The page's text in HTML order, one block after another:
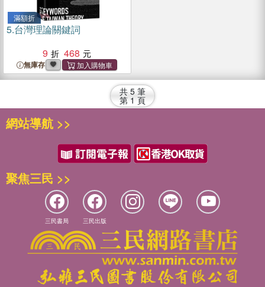
滿額折
5.台灣理論關鍵詞
9
468
無庫存
共 5 筆
第 1 頁
網站導航 >>
聚焦三民 >>
三民書局 三民出版